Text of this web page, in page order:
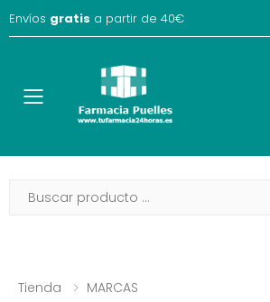
Envíos gratis a partir de 40€
Toggle
Tienda MARCAS